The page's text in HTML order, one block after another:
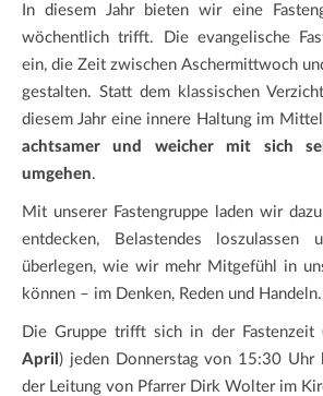
In diesem Jahr bieten wir eine
wöchentlich trifft. Die evangelische
ein, die Zeit zwischen Aschermittwoch
gestalten. Statt dem klassischen
diesem Jahr eine innere Haltung im
achtsamer und weicher mit sich
umgehen.
Mit unserer Fastengruppe laden wir
entdecken, Belastendes loszulassen
überlegen, wie wir mehr Mitgefühl in
können – im Denken, Reden und Handeln.
Die Gruppe trifft sich in der Fastenzeit
April ) jeden Donnerstag von 15:30
der Leitung von Pfarrer Dirk Wolter im